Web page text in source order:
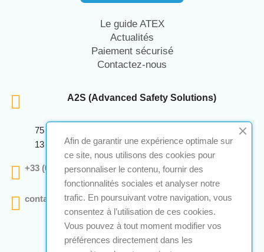
Le guide ATEX
Actualités
Paiement sécurisé
Contactez-nous
A2S (Advanced Safety Solutions)
75 Avenue Marcellin Berthelot Anthelios Bâtiment E
13 290 Aix En Provence
+33 (0)4 12 28 00 69
contact@a2s-atex.com
Afin de garantir une expérience optimale sur
ce site, nous utilisons des cookies pour
personnaliser le contenu, fournir des
fonctionnalités sociales et analyser notre
trafic. En poursuivant votre navigation, vous
consentez à l’utilisation de ces cookies.
Vous pouvez à tout moment modifier vos
préférences directement dans les